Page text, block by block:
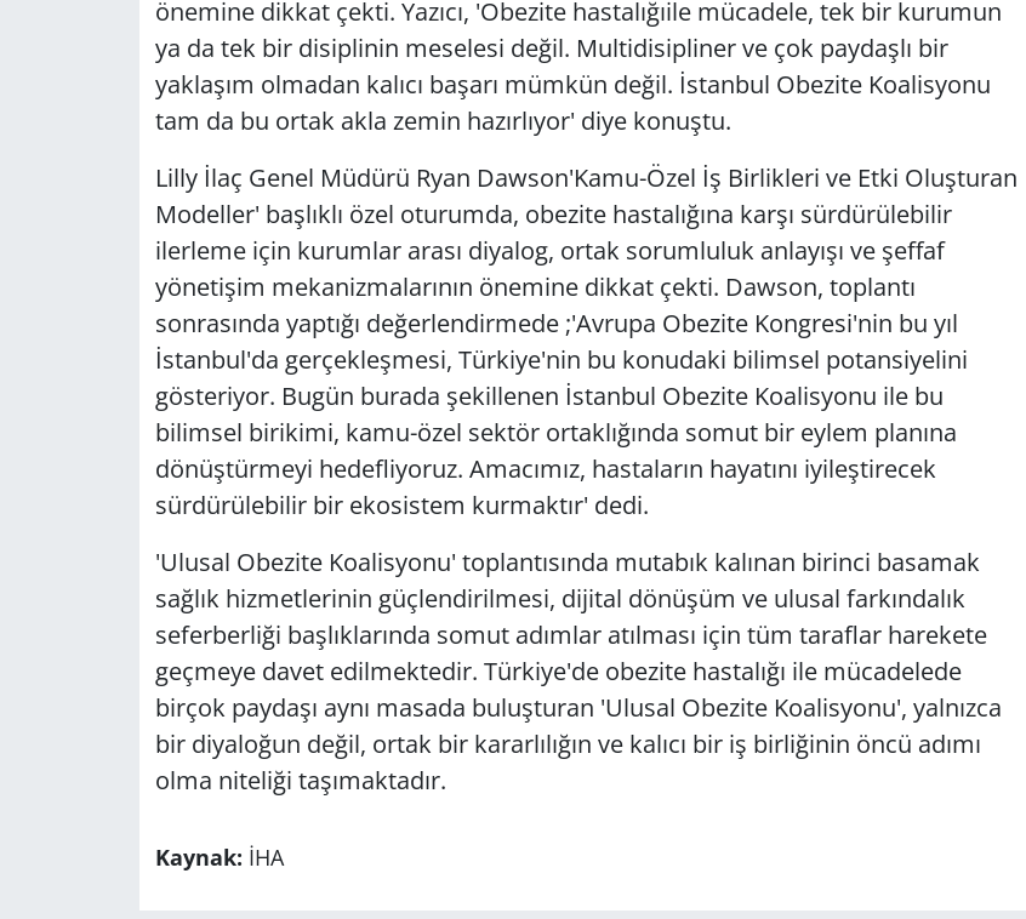
önemine dikkat çekti. Yazıcı, 'Obezite hastalığıile mücadele, tek bir kurumun
ya da tek bir disiplinin meselesi değil. Multidisipliner ve çok paydaşlı bir
yaklaşım olmadan kalıcı başarı mümkün değil. İstanbul Obezite Koalisyonu
tam da bu ortak akla zemin hazırlıyor' diye konuştu.
Lilly İlaç Genel Müdürü Ryan Dawson'Kamu-Özel İş Birlikleri ve Etki Oluşturan
Modeller' başlıklı özel oturumda, obezite hastalığına karşı sürdürülebilir
ilerleme için kurumlar arası diyalog, ortak sorumluluk anlayışı ve şeffaf
yönetişim mekanizmalarının önemine dikkat çekti. Dawson, toplantı
sonrasında yaptığı değerlendirmede ;'Avrupa Obezite Kongresi'nin bu yıl
İstanbul'da gerçekleşmesi, Türkiye'nin bu konudaki bilimsel potansiyelini
gösteriyor. Bugün burada şekillenen İstanbul Obezite Koalisyonu ile bu
bilimsel birikimi, kamu-özel sektör ortaklığında somut bir eylem planına
dönüştürmeyi hedefliyoruz. Amacımız, hastaların hayatını iyileştirecek
sürdürülebilir bir ekosistem kurmaktır' dedi.
'Ulusal Obezite Koalisyonu' toplantısında mutabık kalınan birinci basamak
sağlık hizmetlerinin güçlendirilmesi, dijital dönüşüm ve ulusal farkındalık
seferberliği başlıklarında somut adımlar atılması için tüm taraflar harekete
geçmeye davet edilmektedir. Türkiye'de obezite hastalığı ile mücadelede
birçok paydaşı aynı masada buluşturan 'Ulusal Obezite Koalisyonu', yalnızca
bir diyaloğun değil, ortak bir kararlılığın ve kalıcı bir iş birliğinin öncü adımı
olma niteliği taşımaktadır.
Kaynak: İHA